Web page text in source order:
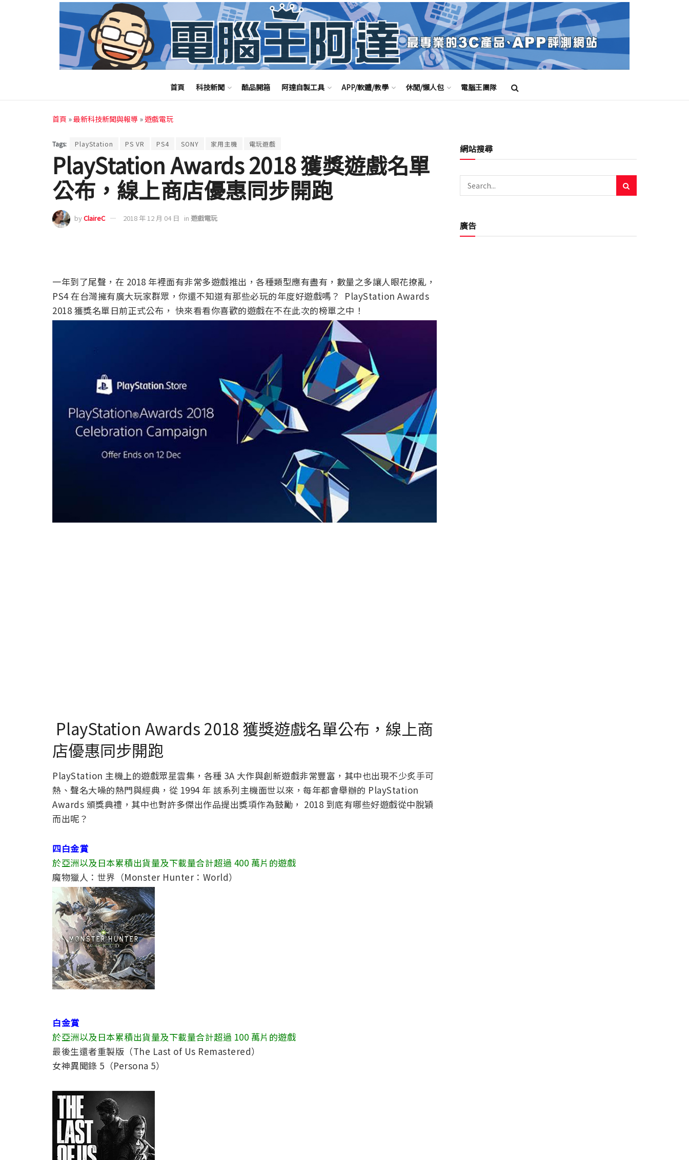
首頁 科技新聞 酷品開箱 阿達自製工具 APP/軟體/教學 休閒/懶人包 電腦王團隊
首頁 »最新科技新聞與報導 »遊戲電玩
Tags: PlayStation PS VR PS4 SONY 家用主機 電玩遊戲
PlayStation Awards 2018 獲獎遊戲名單
公布，線上商店優惠同步開跑
byClaireC 2018 年 12 月 04 日 in 遊戲電玩
一年到了尾聲，在 2018 年裡面有非常多遊戲推出，各種類型應有盡有，數量之多讓人眼花撩亂，
PS4 在台灣擁有廣大玩家群眾，你還不知道有那些必玩的年度好遊戲嗎？ PlayStation Awards
2018 獲獎名單日前正式公布， 快來看看你喜歡的遊戲在不在此次的榜單之中！
PlayStation Awards 2018 獲獎遊戲名單公布，線上商
店優惠同步開跑
PlayStation 主機上的遊戲眾星雲集，各種 3A 大作與創新遊戲非常豐富，其中也出現不少炙手可
熱、聲名大噪的熱門與經典，從 1994 年 該系列主機面世以來，每年都會舉辦的 PlayStation
Awards 頒獎典禮，其中也對許多傑出作品提出獎項作為鼓勵， 2018 到底有哪些好遊戲從中脫穎
而出呢？
四白金賞
於亞洲以及日本累積出貨量及下載量合計超過 400 萬片的遊戲
魔物獵人：世界（Monster Hunter：World）
白金賞
於亞洲以及日本累積出貨量及下載量合計超過 100 萬片的遊戲
最後生還者重製版（The Last of Us Remastered）
女神異聞錄 5（Persona 5）
網站搜尋
廣告